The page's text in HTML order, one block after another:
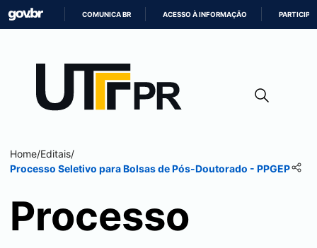
CONTEÚDO
COMUNICA BR ACESSO À INFORMAÇÃO PARTICIPE
Home/Editais/
Processo Seletivo para Bolsas de Pós-Doutorado - PPGEP
Processo